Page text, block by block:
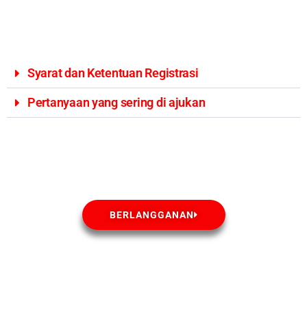
Syarat dan Ketentuan Registrasi
Pertanyaan yang sering di ajukan
BERLANGGANAN